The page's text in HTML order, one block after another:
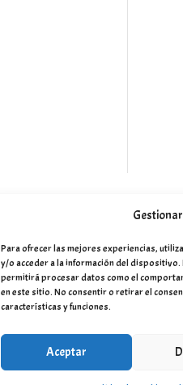
Para ofrecer las mejores experiencias,
y/o acceder a la información del
permitirá procesar datos como el
en este sitio. No consentir o retirar el
características y funciones.
Aceptar